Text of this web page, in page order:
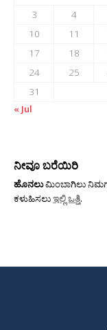
3
4
10
11
17
18
24
25
31
« Jul
ನೀವೂ ಬರೆಯಿರಿ
ಹೊನಲುಮಿಂಬಾಗಿಲು
ಕಳುಹಿಸಲುಇಲ್ಲಿ ಒತ್ತಿ.